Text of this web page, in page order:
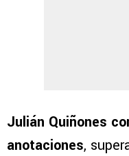
Julián Quiñones
anotaciones,